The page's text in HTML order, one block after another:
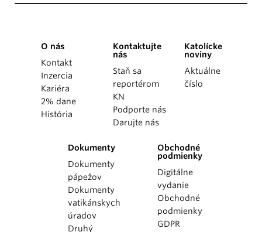
O nás
Kontakt
Inzercia
Kariéra
2% dane
História
Kontaktujte
nás
Staň sa
reportérom
KN
Podporte nás
Darujte nás
Katolícke
noviny
Aktuálne
číslo
Dokumenty
Dokumenty
pápežov
Dokumenty
vatikánskych
úradov
Druhý
Obchodné
podmienky
Digitálne
vydanie
Obchodné
podmienky
GDPR